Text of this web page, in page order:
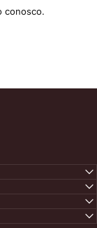
conosco.